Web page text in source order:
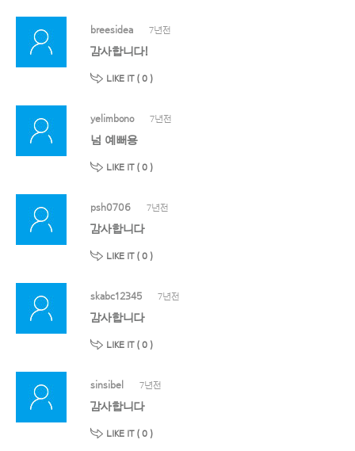
breesidea 7년전
감사합니다!
LIKE IT ( 0 )
yelimbono 7년전
넘 예뻐용
LIKE IT ( 0 )
psh0706 7년전
감사합니다
LIKE IT ( 0 )
skabc12345 7년전
감사합니다
LIKE IT ( 0 )
sinsibel 7년전
감사합니다
LIKE IT ( 0 )